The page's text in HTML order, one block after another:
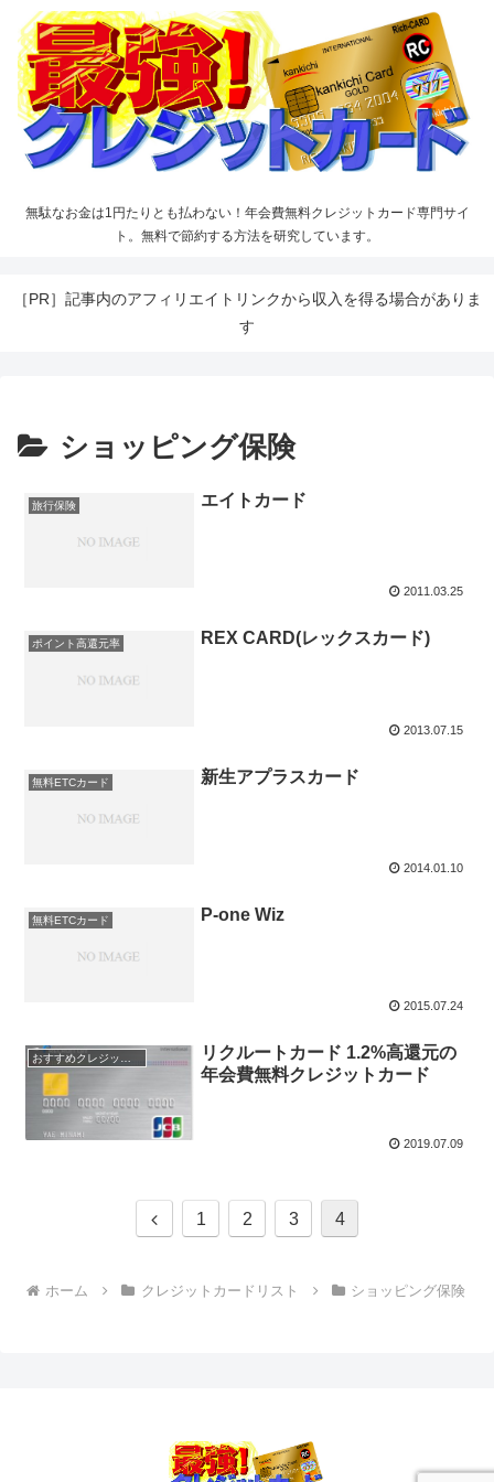
無駄なお金は1円たりとも払わない！年会費無料クレジットカード専門サイ
ト。無料で節約する方法を研究しています。
［PR］記事内のアフィリエイトリンクから収入を得る場合がありま
す
ショッピング保険
旅行保険 エイトカード
2011.03.25
ポイント高還元率 REX CARD(レックスカード)
2013.07.15
無料ETCカード 新生アプラスカード
2014.01.10
無料ETCカード P-one Wiz
2015.07.24
リクルートカード 1.2%高還元の
年会費無料クレジットカード
2019.07.09
前
1 2 3 4
ホーム クレジットカードリスト ショッピング保険